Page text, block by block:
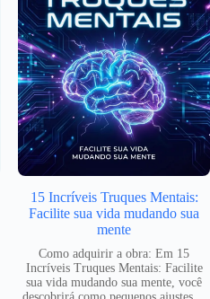
15 Incríveis Truques Mentais:
Facilite sua vida mudando sua
mente
Como adquirir a obra: Em 15
Incríveis Truques Mentais: Facilite
sua vida mudando sua mente, você